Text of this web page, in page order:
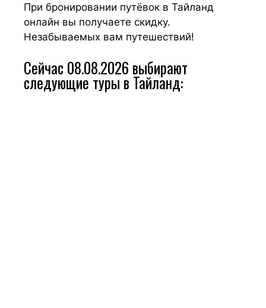
При бронировании путёвок в Тайланд
онлайн вы получаете скидку.
Незабываемых вам путешествий!
Сейчас 08.08.2026 выбирают
следующие туры в Тайланд: